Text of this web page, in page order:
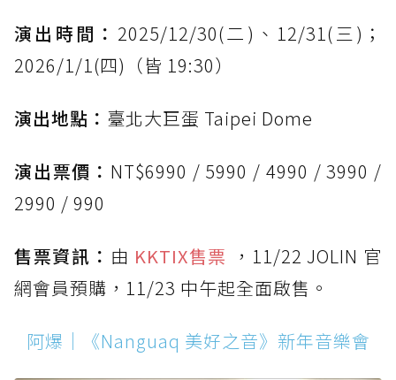
演出時間： 2025/12/30(二)、12/31(三)；
2026/1/1(四)（皆 19:30）
演出地點： 臺北大巨蛋 Taipei Dome
演出票價： NT$6990 / 5990 / 4990 / 3990 /
2990 / 990
售票資訊： 由 KKTIX售票 ，11/22 JOLIN 官
網會員預購，11/23 中午起全面啟售。
阿爆｜《Nanguaq 美好之音》新年音樂會